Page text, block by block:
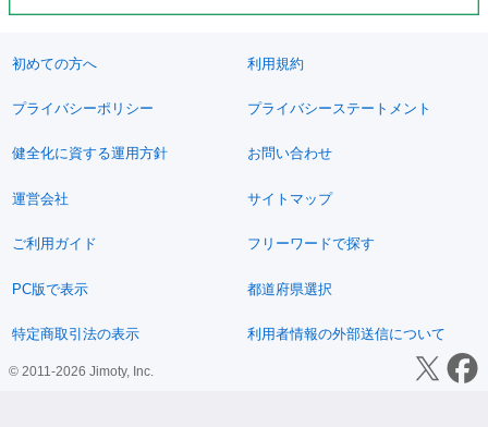
初めての方へ 利用規約
プライバシーポリシー プライバシーステートメント
健全化に資する運用方針 お問い合わせ
運営会社 サイトマップ
ご利用ガイド フリーワードで探す
PC版で表示 都道府県選択
特定商取引法の表示 利用者情報の外部送信について
© 2011-2026 Jimoty, Inc.